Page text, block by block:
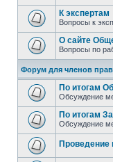
К экспертам
Вопросы к
О сайте
Вопросы по
Форум для членов
По итогам
Обсуждение
По итогам
Обсуждение
Проведение